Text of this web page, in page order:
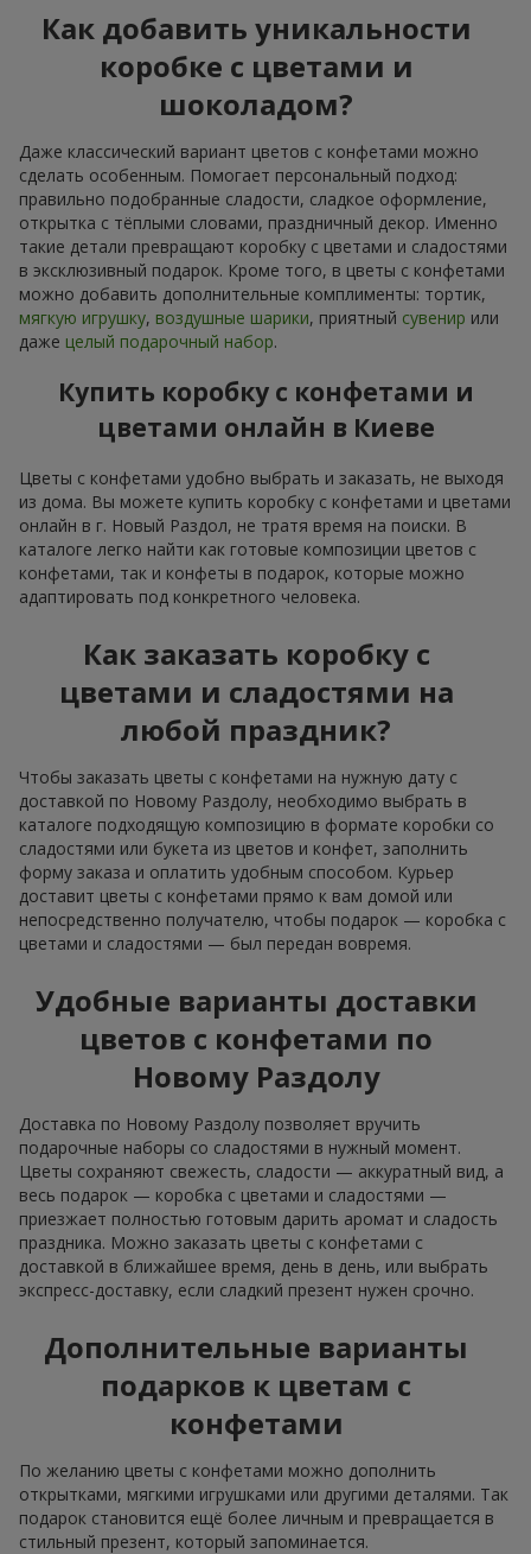
Как добавить уникальности
коробке с цветами и
шоколадом?
Даже классический вариант цветов с конфетами можно
сделать особенным. Помогает персональный подход:
правильно подобранные сладости, сладкое оформление,
открытка с тёплыми словами, праздничный декор. Именно
такие детали превращают коробку с цветами и сладостями
в эксклюзивный подарок. Кроме того, в цветы с конфетами
можно добавить дополнительные комплименты: тортик,
мягкую игрушку, воздушные шарики, приятный сувенир или
даже целый подарочный набор.
Купить коробку с конфетами и
цветами онлайн в Киеве
Цветы с конфетами удобно выбрать и заказать, не выходя
из дома. Вы можете купить коробку с конфетами и цветами
онлайн в г. Новый Раздол, не тратя время на поиски. В
каталоге легко найти как готовые композиции цветов с
конфетами, так и конфеты в подарок, которые можно
адаптировать под конкретного человека.
Как заказать коробку с
цветами и сладостями на
любой праздник?
Чтобы заказать цветы с конфетами на нужную дату с
доставкой по Новому Раздолу, необходимо выбрать в
каталоге подходящую композицию в формате коробки со
сладостями или букета из цветов и конфет, заполнить
форму заказа и оплатить удобным способом. Курьер
доставит цветы с конфетами прямо к вам домой или
непосредственно получателю, чтобы подарок — коробка с
цветами и сладостями — был передан вовремя.
Удобные варианты доставки
цветов с конфетами по
Новому Раздолу
Доставка по Новому Раздолу позволяет вручить
подарочные наборы со сладостями в нужный момент.
Цветы сохраняют свежесть, сладости — аккуратный вид, а
весь подарок — коробка с цветами и сладостями —
приезжает полностью готовым дарить аромат и сладость
праздника. Можно заказать цветы с конфетами с
доставкой в ближайшее время, день в день, или выбрать
экспресс-доставку, если сладкий презент нужен срочно.
Дополнительные варианты
подарков к цветам с
конфетами
По желанию цветы с конфетами можно дополнить
открытками, мягкими игрушками или другими деталями. Так
подарок становится ещё более личным и превращается в
стильный презент, который запоминается.